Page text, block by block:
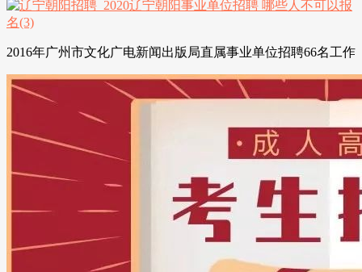
2016年广州市文化广电新闻出版局直属事业单位招聘66名工作